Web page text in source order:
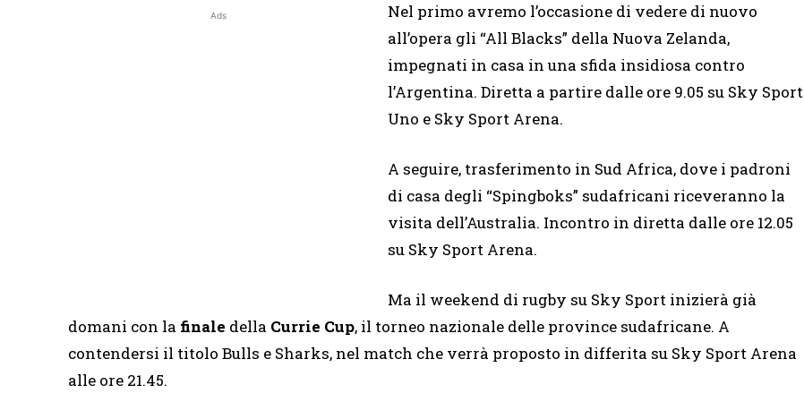
Ads
Nel primo avremo l’occasione di vedere di nuovo
all’opera gli “All Blacks” della Nuova Zelanda,
impegnati in casa in una sfida insidiosa contro
l’Argentina. Diretta a partire dalle ore 9.05 su Sky Sport
Uno e Sky Sport Arena.
A seguire, trasferimento in Sud Africa, dove i padroni
di casa degli “Spingboks” sudafricani riceveranno la
visita dell’Australia. Incontro in diretta dalle ore 12.05
su Sky Sport Arena.
Ma il weekend di rugby su Sky Sport inizierà già
domani con la finale della Currie Cup, il torneo nazionale delle province sudafricane. A
contendersi il titolo Bulls e Sharks, nel match che verrà proposto in differita su Sky Sport Arena
alle ore 21.45.